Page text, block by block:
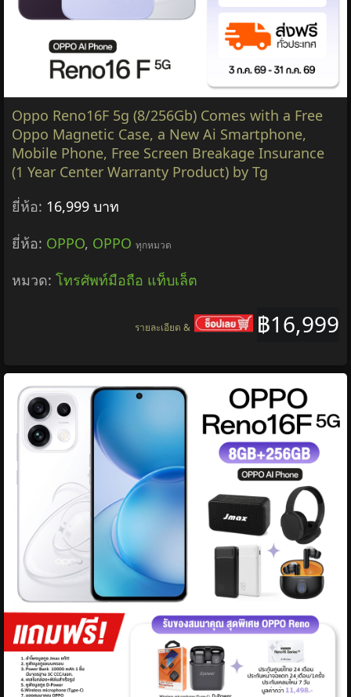
Oppo Reno16F 5g (8/256Gb) Comes with a Free
Oppo Magnetic Case, a New Ai Smartphone,
Mobile Phone, Free Screen Breakage Insurance
(1 Year Center Warranty Product) by Tg
ยี่ห้อ: 16,999 บาท
ยี่ห้อ: OPPO, OPPO ทุกหมวด
หมวด: โทรศัพท์มือถือ แท็บเล็ต
฿16,999
รายละเอียด &